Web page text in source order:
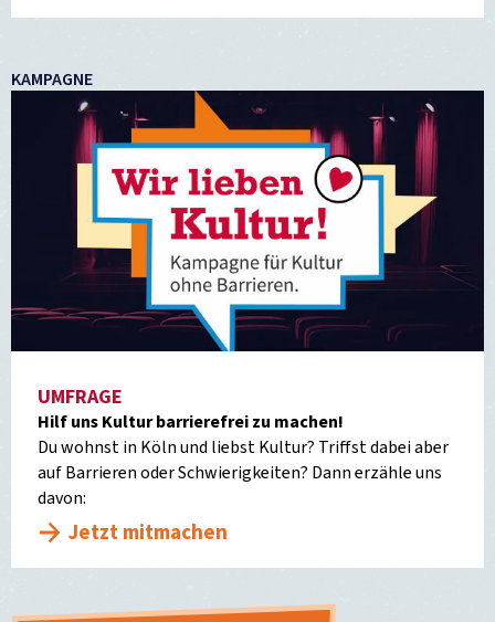
KAMPAGNE
UMFRAGE
Hilf uns Kultur barrierefrei zu machen!
Du wohnst in Köln und liebst Kultur? Triffst dabei aber
auf Barrieren oder Schwierigkeiten? Dann erzähle uns
davon:
Jetzt mitmachen